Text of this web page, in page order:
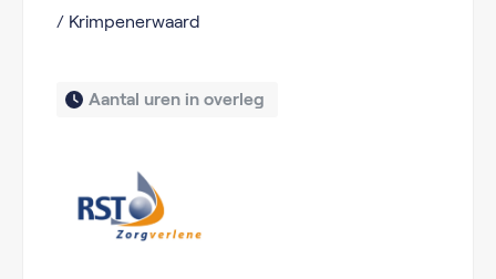
/ Krimpenerwaard
Aantal uren in overleg